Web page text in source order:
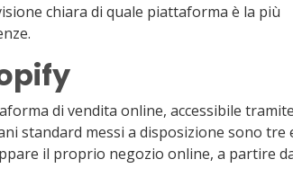
chiara di quale piattaforma è la più
di vendita online, accessibile
standard messi a disposizione sono tre
il proprio negozio online, a partire